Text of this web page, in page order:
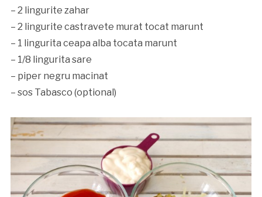
– 2 lingurite zahar
– 2 lingurite castravete murat tocat marunt
– 1 lingurita ceapa alba tocata marunt
– 1/8 lingurita sare
– piper negru macinat
– sos Tabasco (optional)